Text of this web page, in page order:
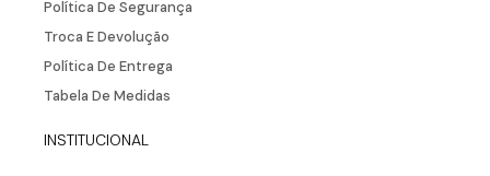
Carregando avaliações…
de todos de todas as novidades!